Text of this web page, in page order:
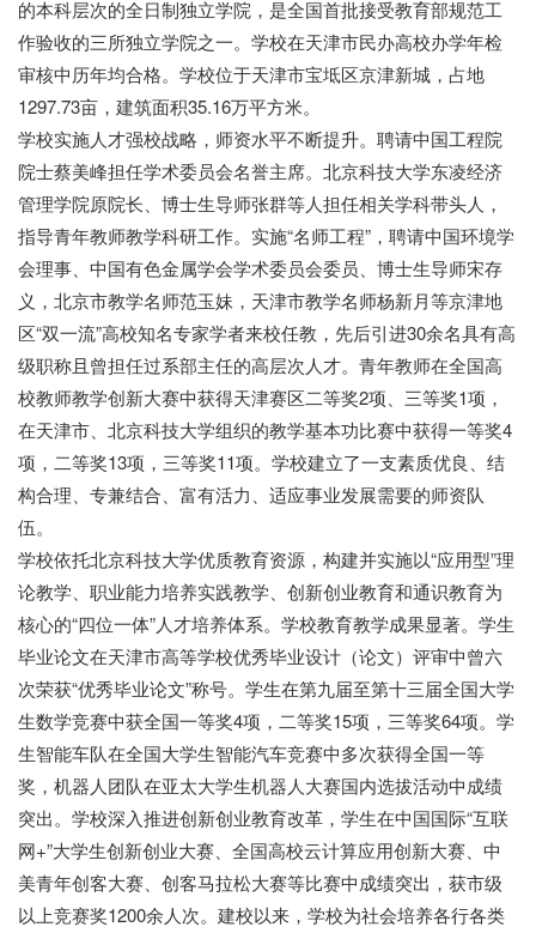
的本科层次的全日制独立学院，是全国首批接受教育部规范工
作验收的三所独立学院之一。学校在天津市民办高校办学年检
审核中历年均合格。学校位于天津市宝坻区京津新城，占地
1297.73亩，建筑面积35.16万平方米。
学校实施人才强校战略，师资水平不断提升。聘请中国工程院
院士蔡美峰担任学术委员会名誉主席。北京科技大学东凌经济
管理学院原院长、博士生导师张群等人担任相关学科带头人，
指导青年教师教学科研工作。实施“名师工程”，聘请中国环境学
会理事、中国有色金属学会学术委员会委员、博士生导师宋存
义，北京市教学名师范玉妹，天津市教学名师杨新月等京津地
区“双一流”高校知名专家学者来校任教，先后引进30余名具有高
级职称且曾担任过系部主任的高层次人才。青年教师在全国高
校教师教学创新大赛中获得天津赛区二等奖2项、三等奖1项，
在天津市、北京科技大学组织的教学基本功比赛中获得一等奖4
项，二等奖13项，三等奖11项。学校建立了一支素质优良、结
构合理、专兼结合、富有活力、适应事业发展需要的师资队
伍。
学校依托北京科技大学优质教育资源，构建并实施以“应用型”理
论教学、职业能力培养实践教学、创新创业教育和通识教育为
核心的“四位一体”人才培养体系。学校教育教学成果显著。学生
毕业论文在天津市高等学校优秀毕业设计（论文）评审中曾六
次荣获“优秀毕业论文”称号。学生在第九届至第十三届全国大学
生数学竞赛中获全国一等奖4项，二等奖15项，三等奖64项。学
生智能车队在全国大学生智能汽车竞赛中多次获得全国一等
奖，机器人团队在亚太大学生机器人大赛国内选拔活动中成绩
突出。学校深入推进创新创业教育改革，学生在中国国际“互联
网+”大学生创新创业大赛、全国高校云计算应用创新大赛、中
美青年创客大赛、创客马拉松大赛等比赛中成绩突出，获市级
以上竞赛奖1200余人次。建校以来，学校为社会培养各行各类